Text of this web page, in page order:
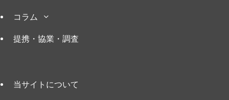
コラム
提携・協業・調査
当サイトについて